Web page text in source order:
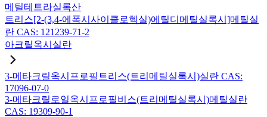
메틸테트라실록산
트리스[2-(3,4-에폭시사이클로헥실)에틸디메틸실록시]메틸실
란 CAS: 121239-71-2
아크릴옥시실란
3-메타크릴옥시프로필트리스(트리메틸실록시)실란 CAS:
17096-07-0
3-메타크릴로일옥시프로필비스(트리메틸실록시)메틸실란
CAS: 19309-90-1